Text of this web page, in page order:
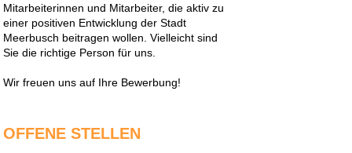
Mitarbeiterinnen und Mitarbeiter, die aktiv zu
einer positiven Entwicklung der Stadt
Meerbusch beitragen wollen. Vielleicht sind
Sie die richtige Person für uns.
Wir freuen uns auf Ihre Bewerbung!
OFFENE STELLEN